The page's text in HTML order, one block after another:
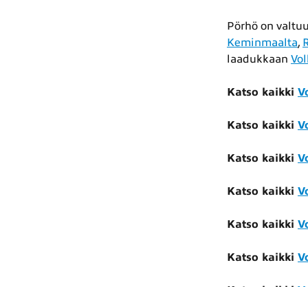
Pörhö on
Keminmaalta,
laadukkaan
Katso kaikki
Katso kaikki
Katso kaikki
Katso kaikki
Katso kaikki
Katso kaikki